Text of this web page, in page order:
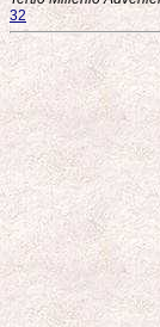
32